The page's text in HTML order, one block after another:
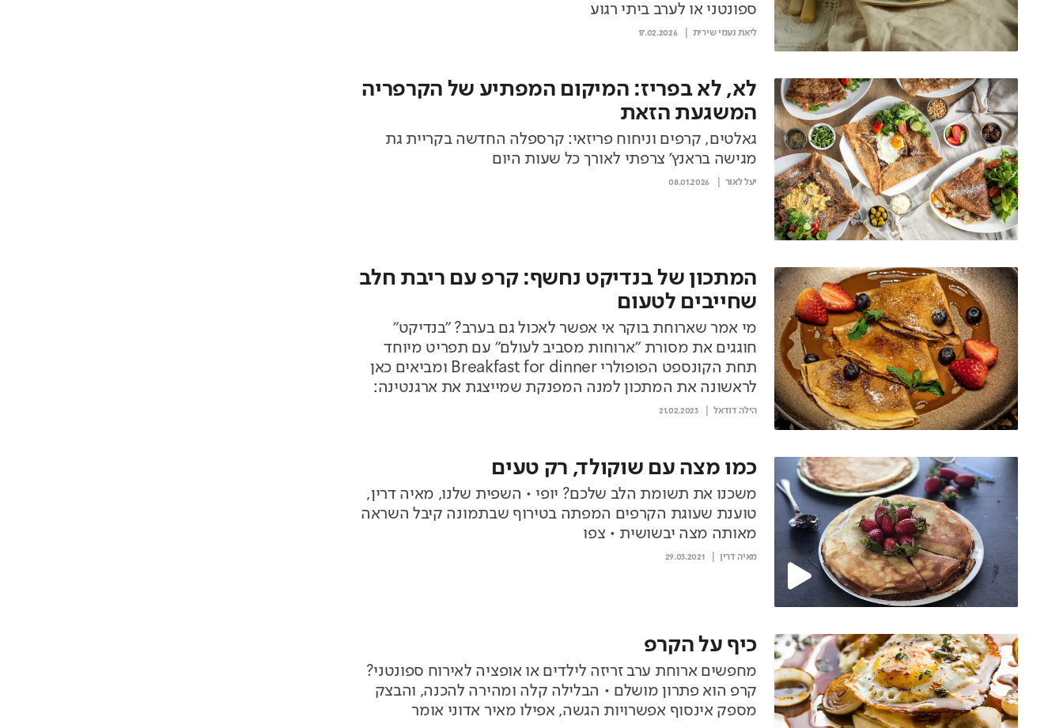
ספונטני או לערב ביתי רגוע
ליאת נעמי שירית 17.02.2026
לא, לא בפריז: המיקום המפתיע של הקרפריה
המשגעת הזאת
גאלטים, קרפים וניחוח פריזאי: קרספלה החדשה בקריית גת
מגישה בראנץ’ צרפתי לאורך כל שעות היום
יעל לאור 08.01.2026
המתכון של בנדיקט נחשף: קרפ עם ריבת חלב
שחייבים לטעום
מי אמר שארוחת בוקר אי אפשר לאכול גם בערב? "בנדיקט"
חוגגים את מסורת "ארוחות מסביב לעולם" עם תפריט מיוחד
תחת הקונספט הפופולרי Breakfast for dinner ומביאים כאן
לראשונה את המתכון למנה המפנקת שמייצגת את ארגנטינה:
"קרפ דולסה דה לצ'ה"
הילה דודאל 21.02.2023
כמו מצה עם שוקולד, רק טעים
משכנו את תשומת הלב שלכם? יופי • השפית שלנו, מאיה דרין,
טוענת שעוגת הקרפים המפתה בטירוף שבתמונה קיבל השראה
מאותה מצה יבשושית • צפו
מאיה דרין 29.03.2021
כיף על הקרפ
מחפשים ארוחת ערב זריזה לילדים או אופציה לאירוח ספונטני?
קרפ הוא פתרון מושלם • הבלילה קלה ומהירה להכנה, והבצק
מספק אינסוף אפשרויות הגשה, אפילו מאיר אדוני אומר